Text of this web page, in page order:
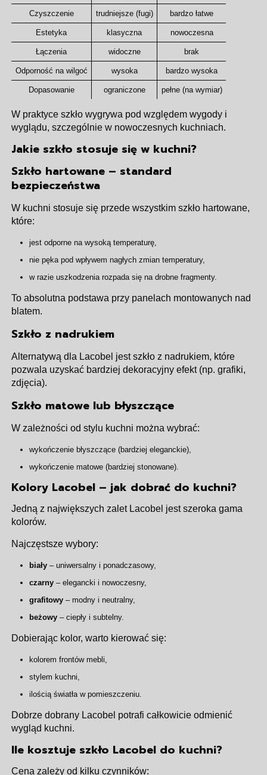
Czyszczenie trudniejsze (fugi) bardzo łatwe
Estetyka klasyczna nowoczesna
Łączenia widoczne brak
Odporność na wilgoć wysoka bardzo wysoka
Dopasowanie ograniczone pełne (na wymiar)
W praktyce szkło wygrywa pod względem wygody i
wyglądu, szczególnie w nowoczesnych kuchniach.
Jakie szkło stosuje się w kuchni?
Szkło hartowane – standard
bezpieczeństwa
W kuchni stosuje się przede wszystkim szkło hartowane,
które:
jest odporne na wysoką temperaturę,
nie pęka pod wpływem nagłych zmian temperatury,
w razie uszkodzenia rozpada się na drobne fragmenty.
To absolutna podstawa przy panelach montowanych nad
blatem.
Szkło z nadrukiem
Alternatywą dla Lacobel jest szkło z nadrukiem, które
pozwala uzyskać bardziej dekoracyjny efekt (np. grafiki,
zdjęcia).
Szkło matowe lub błyszczące
W zależności od stylu kuchni można wybrać:
wykończenie błyszczące (bardziej eleganckie),
wykończenie matowe (bardziej stonowane).
Kolory Lacobel – jak dobrać do kuchni?
Jedną z największych zalet Lacobel jest szeroka gama
kolorów.
Najczęstsze wybory:
biały – uniwersalny i ponadczasowy,
czarny – elegancki i nowoczesny,
grafitowy – modny i neutralny,
beżowy – ciepły i subtelny.
Dobierając kolor, warto kierować się:
kolorem frontów mebli,
stylem kuchni,
ilością światła w pomieszczeniu.
Dobrze dobrany Lacobel potrafi całkowicie odmienić
wygląd kuchni.
Ile kosztuje szkło Lacobel do kuchni?
Cena zależy od kilku czynników: